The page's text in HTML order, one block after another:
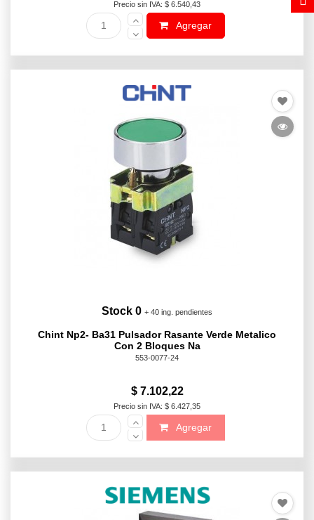
Precio sin IVA: $ 6.540,43
Agregar
Stock 0 + 40 ing. pendientes
Chint Np2- Ba31 Pulsador Rasante Verde Metalico
Con 2 Bloques Na
553-0077-24
$ 7.102,22
Precio sin IVA: $ 6.427,35
Agregar